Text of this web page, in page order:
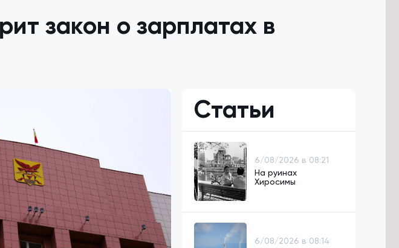
закон о зарплатах в
Статьи
6/08/2026 в 08:21
На руинах
Хиросимы
6/08/2026 в 08:14